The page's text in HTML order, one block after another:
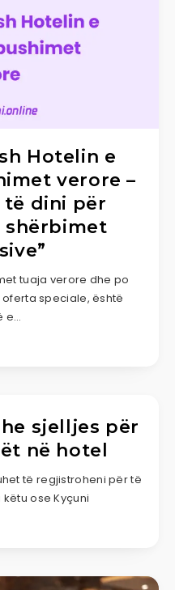
Hotelin e
verore –
të dini për
shërbimet
tuaja verore dhe po
speciale, është
e…
sjelljes për
në hotel
të regjistroheni për të
ose Kyçuni